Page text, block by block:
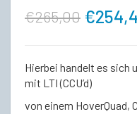
€265,00
war:
€
Hierbei handelt es sich
mit LTI (CCU’d)
von einem HoverQuad,